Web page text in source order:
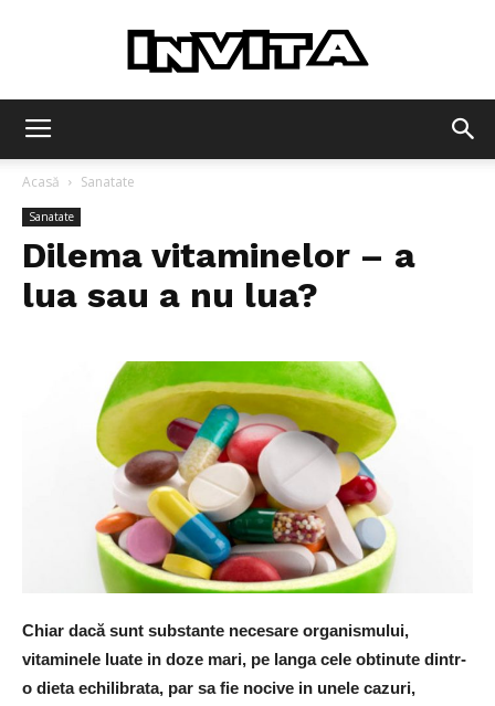
Acasă Sanatate
Sanatate
Dilema vitaminelor – a
lua sau a nu lua?
Chiar dacă sunt substante necesare organismului,
vitaminele luate in doze mari, pe langa cele obtinute dintr-
o dieta echilibrata, par sa fie nocive in unele cazuri,